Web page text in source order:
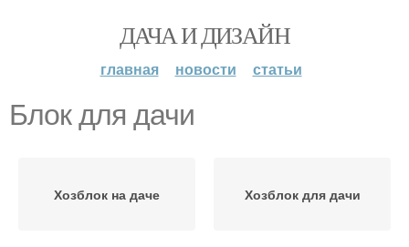
ДАЧА И ДИЗАЙН
главная новости статьи
Блок для дачи
Хозблок на даче Хозблок для дачи